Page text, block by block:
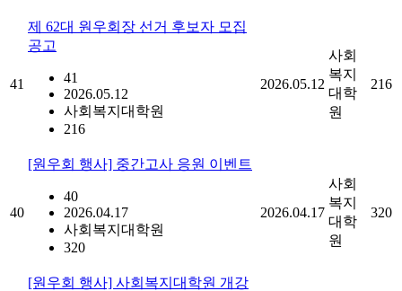
41
제 62대 원우회장 선거 후보자 모집
공고
41
2026.05.12
사회복지대학원
216
2026.05.12
사회
복지
대학
원
216
40
[원우회 행사] 중간고사 응원 이벤트
40
2026.04.17
사회복지대학원
320
2026.04.17
사회
복지
대학
원
320
[원우회 행사] 사회복지대학원 개강